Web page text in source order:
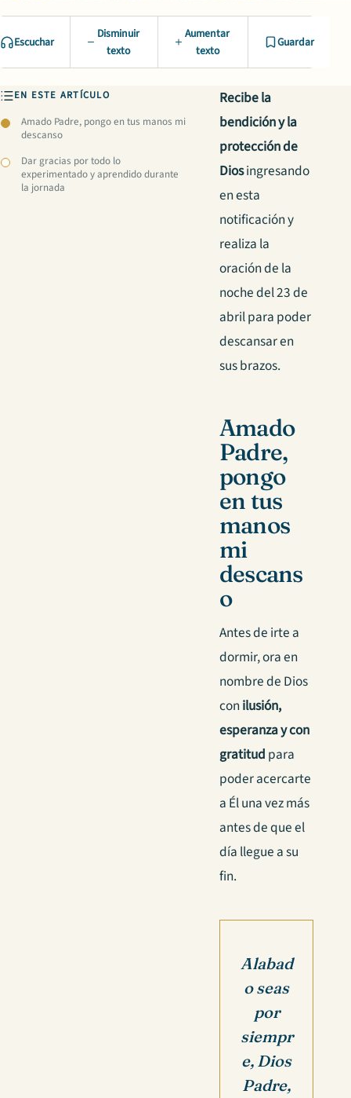
Escuchar
Disminuir
texto
Aumentar
texto
Guardar
EN ESTE ARTÍCULO
Amado Padre, pongo en tus manos mi
descanso
Dar gracias por todo lo
experimentado y aprendido durante
la jornada
Recibe la
bendición y la
protección de
Diosingresando
en esta
notificación y
realiza la
oración de la
noche del 23 de
abril para poder
descansar en
sus brazos.
Amado
Padre,
pongo
en tus
manos
mi
descans
o
Antes de irte a
dormir, ora en
nombre de Dios
conilusión,
esperanza y con
gratitud para
poder acercarte
a Él una vez más
antes de que el
día llegue a su
fin.
Alabad
o seas
por
siempr
e, Dios
Padre,